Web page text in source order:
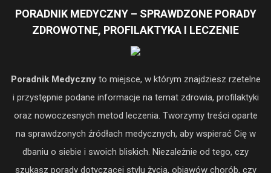
PORADNIK MEDYCZNY – SPRAWDZONE PORADY
ZDROWOTNE, PROFILAKTYKA I LECZENIE
Poradnik Medycznyto miejsce, w którym znajdziesz rzetelne
i przystępnie podane informacje na temat zdrowia, profilaktyki
oraz nowoczesnych metod leczenia. Tworzymy treści oparte
na sprawdzonych źródłach medycznych, aby wspierać Cię w
dbaniu o siebie i swoich bliskich. Niezależnie od tego, czy
szukasz porady dotyczącej stylu życia, objawów chorób, czy